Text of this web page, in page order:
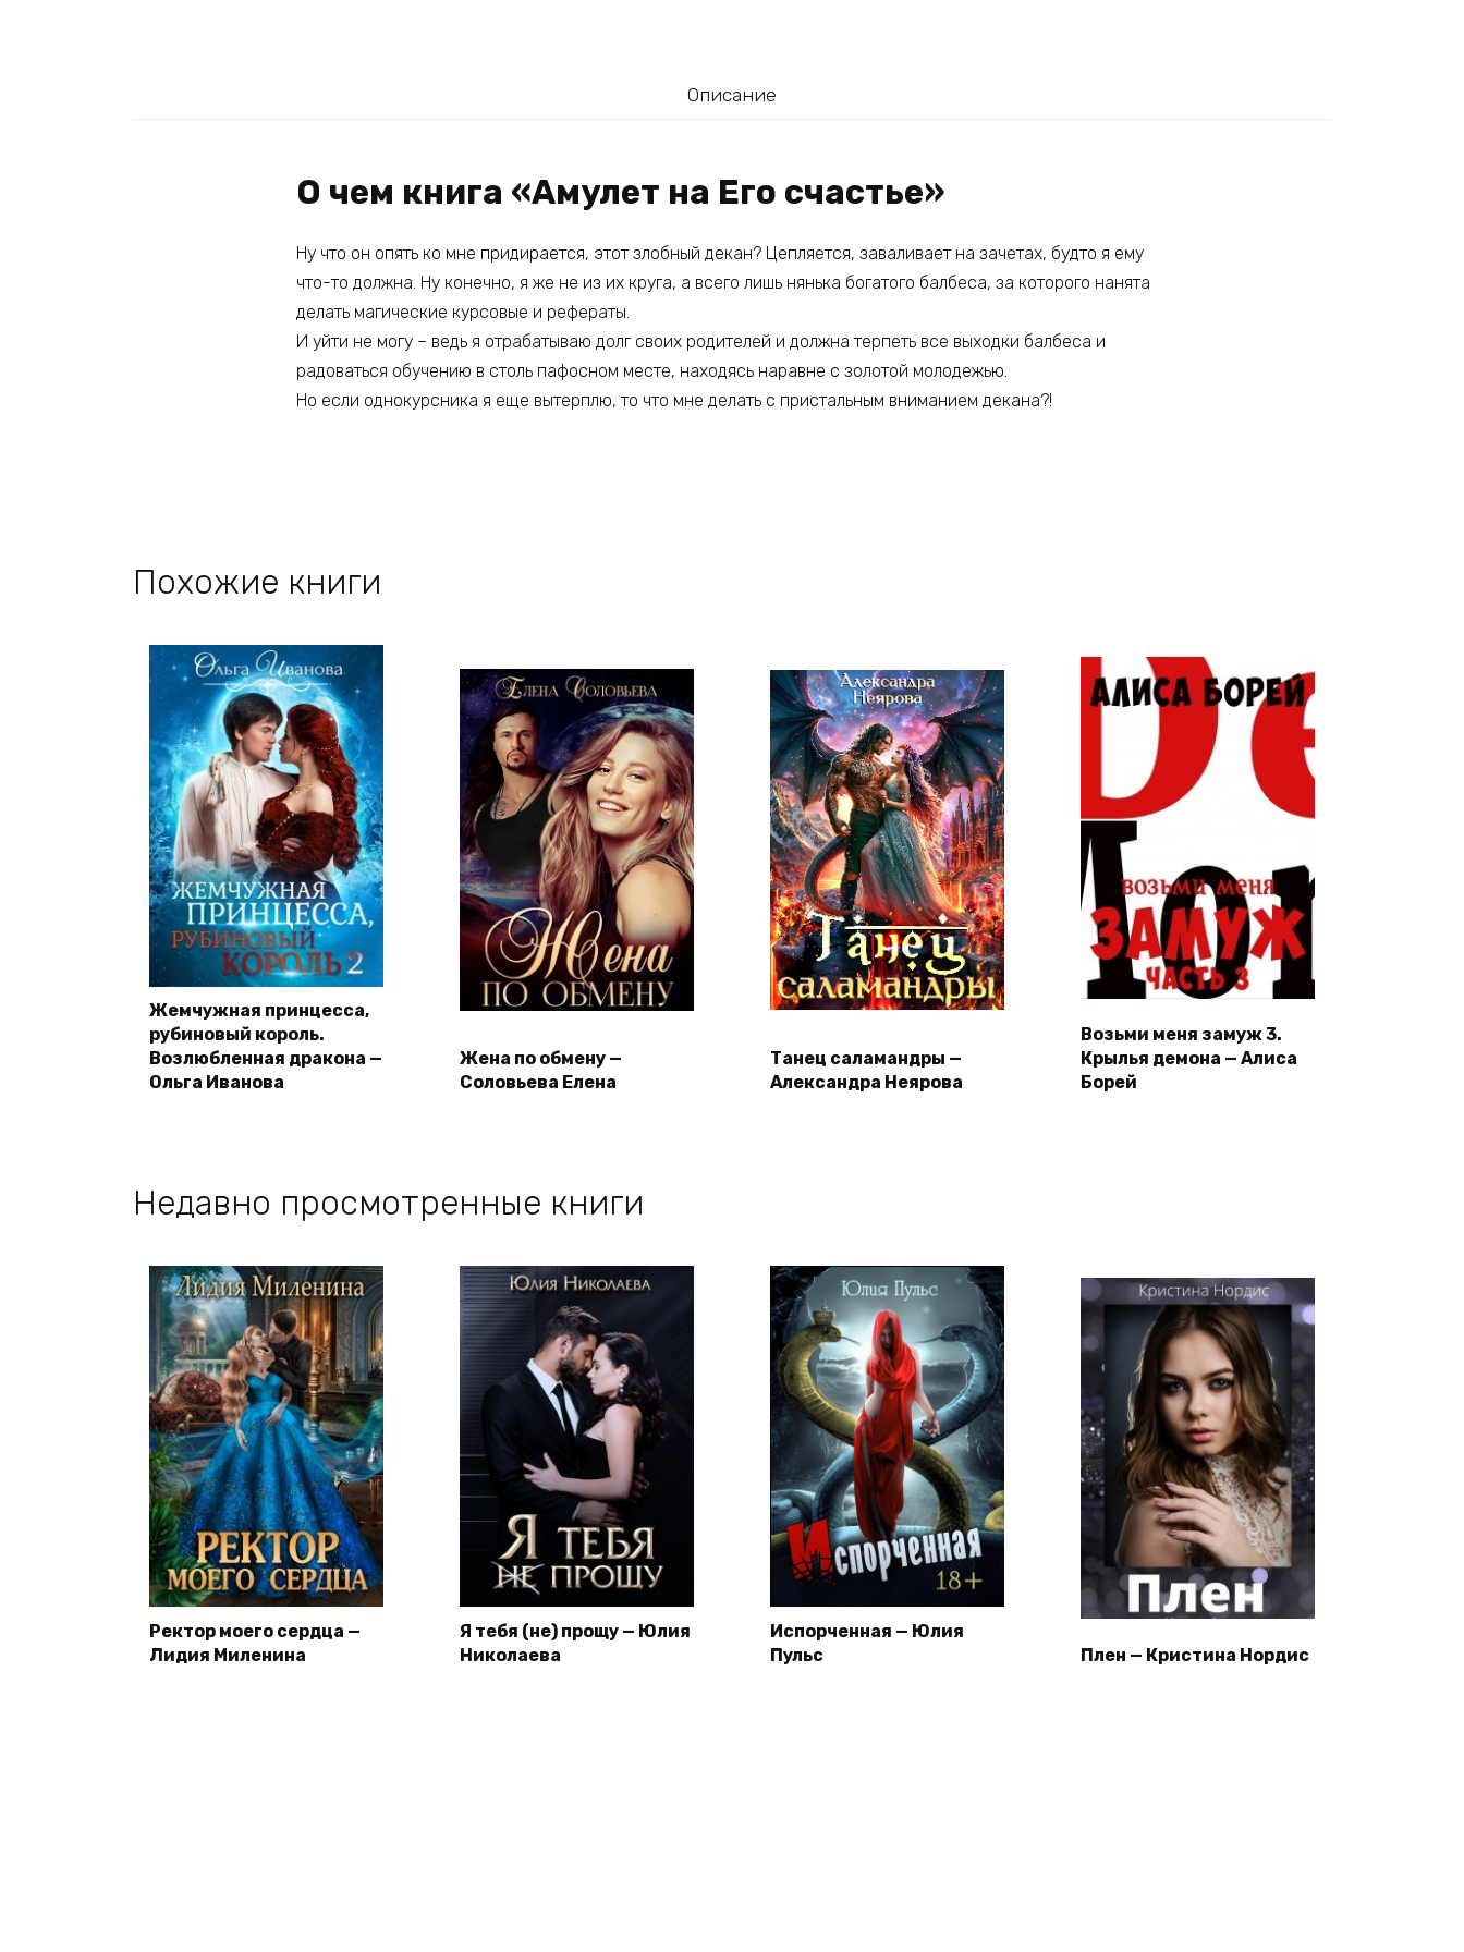
Описание
О чем книга «Амулет на Его счастье»
Ну что он опять ко мне придирается, этот злобный декан? Цепляется, заваливает на зачетах, будто я ему
что-то должна. Ну конечно, я же не из их круга, а всего лишь нянька богатого балбеса, за которого нанята
делать магические курсовые и рефераты.
И уйти не могу – ведь я отрабатываю долг своих родителей и должна терпеть все выходки балбеса и
радоваться обучению в столь пафосном месте, находясь наравне с золотой молодежью.
Но если однокурсника я еще вытерплю, то что мне делать с пристальным вниманием декана?!
Похожие книги
Жемчужная принцесса,
рубиновый король.
Возлюбленная дракона —
Ольга Иванова
Жена по обмену —
Соловьева Елена
Танец саламандры —
Александра Неярова
Возьми меня замуж 3.
Крылья демона — Алиса
Борей
Недавно просмотренные книги
Ректор моего сердца —
Лидия Миленина
Я тебя (не) прощу — Юлия
Николаева
Испорченная — Юлия
Пульс
Плен — Кристина Нордис